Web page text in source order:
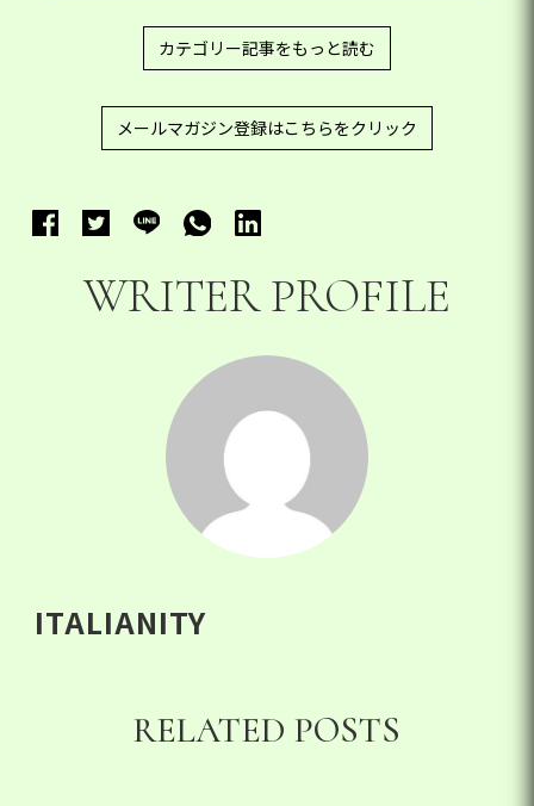
カテゴリー記事をもっと読む
メールマガジン登録はこちらをクリック
WRITER PROFILE
ITALIANITY
RELATED POSTS